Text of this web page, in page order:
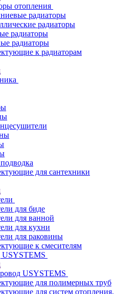
отопления
радиаторы
радиаторы
радиаторы
радиаторы
к радиаторам
для сантехники
для биде
для ванной
для кухни
для раковины
к смесителям
USYSTEMS
USYSTEMS
для полимерных труб
для систем отопления,